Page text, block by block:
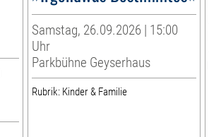
Samstag, 26.09.2026 | 15:00
Uhr
Parkbühne Geyserhaus
Rubrik: Kinder & Familie